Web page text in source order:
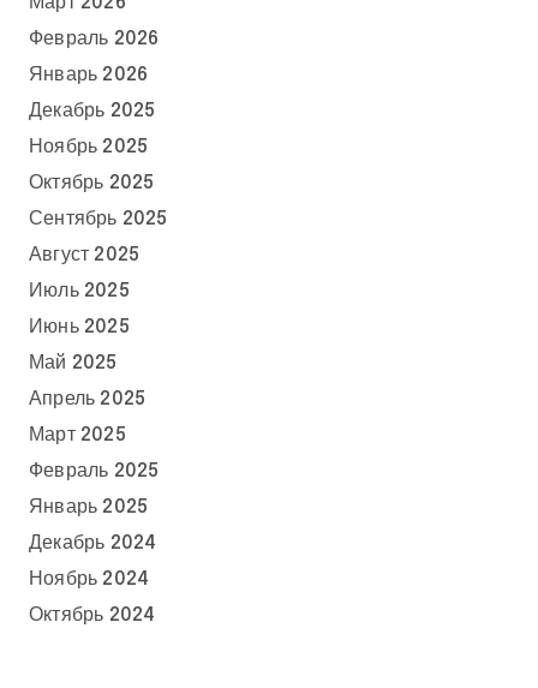
Февраль 2026
Январь 2026
Декабрь 2025
Ноябрь 2025
Октябрь 2025
Сентябрь 2025
Август 2025
Июль 2025
Июнь 2025
Май 2025
Апрель 2025
Март 2025
Февраль 2025
Январь 2025
Декабрь 2024
Ноябрь 2024
Октябрь 2024